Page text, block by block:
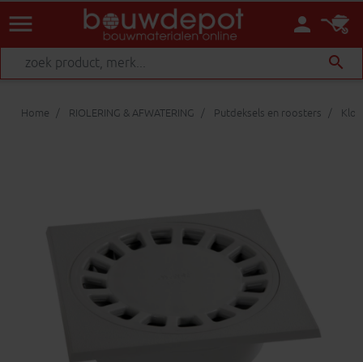
person
menu
search
Home RIOLERING & AFWATERING Putdeksels en roosters